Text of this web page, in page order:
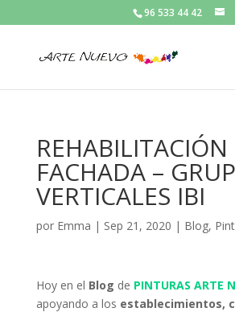
96 533 44 42
REHABILITACIÓN
FACHADA –
VERTICALES IBI
por Emma | Sep 21, 2020 | Blog,
Hoy en el Blog de PINTURAS ARTE
apoyando a los establecimientos,